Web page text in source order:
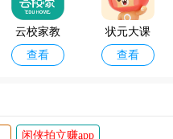
云校家教
育平台官
查看
状元大课
堂官方
查看
闲侠拍立赚app